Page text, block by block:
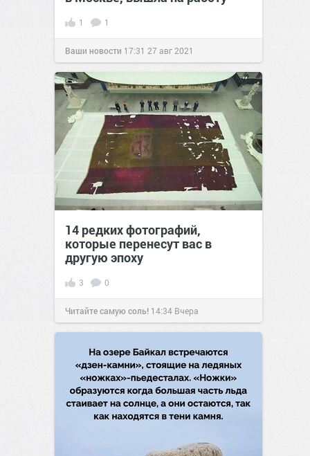
1 1
Ваши новости 17:31 27 авг 2021
14 редких фотографий,
которые перенесут вас в
другую эпоху
3 0
Читайте самую соль! 14:34 Вчера